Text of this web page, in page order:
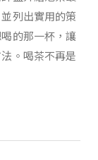
列出實用的策
的那一杯，讓
。喝茶不再是